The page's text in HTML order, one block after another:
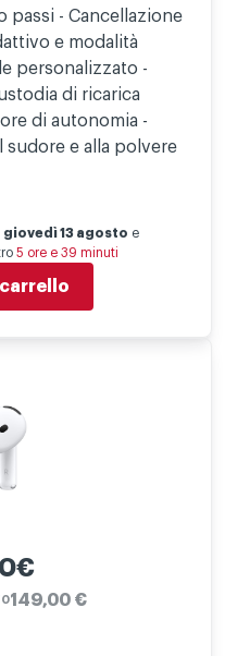
passi - Cancellazione
e modalità
personalizzato -
di ricarica
di autonomia -
sudore e alla polvere
giovedì 13 agosto e
5 ore e 39 minuti
149,00 €